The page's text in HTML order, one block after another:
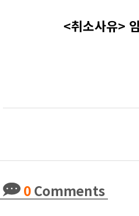
<취소사유>
0Comments